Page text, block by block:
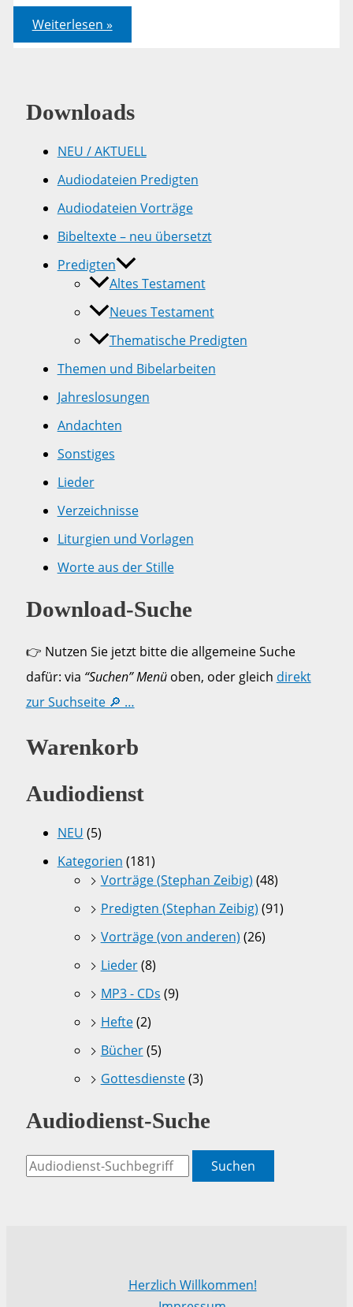
Geistliche
Sinne
Weiterlesen »
Downloads
NEU / AKTUELL
Audiodateien Predigten
Audiodateien Vorträge
Bibeltexte – neu übersetzt
Predigten
Altes Testament
Neues Testament
Thematische Predigten
Themen und Bibelarbeiten
Jahreslosungen
Andachten
Sonstiges
Lieder
Verzeichnisse
Liturgien und Vorlagen
Worte aus der Stille
Download-Suche
👉 Nutzen Sie jetzt bitte die allgemeine Suche
dafür: via “Suchen” Menüoben, oder gleich direkt
zur Suchseite 🔎 …
Warenkorb
Audiodienst
NEU (5)
Kategorien (181)
Vorträge (Stephan Zeibig) (48)
Predigten (Stephan Zeibig) (91)
Vorträge (von anderen) (26)
Lieder(8)
MP3 - CDs (9)
Hefte(2)
Bücher(5)
Gottesdienste(3)
Audiodienst-Suche
Suchen
Herzlich Willkommen!